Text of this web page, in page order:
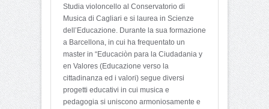
Studia violoncello al Conservatorio di
Musica di Cagliari e si laurea in Scienze
dell’Educazione. Durante la sua formazione
a Barcellona, in cui ha frequentato un
master in “Educaciòn para la Ciudadania y
en Valores (Educazione verso la
cittadinanza ed i valori) segue diversi
progetti educativi in cui musica e
pedagogia si uniscono armoniosamente e